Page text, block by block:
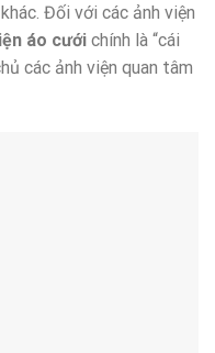
Đối với các ảnh viện
áo cưới chính là “cái
các ảnh viện quan tâm